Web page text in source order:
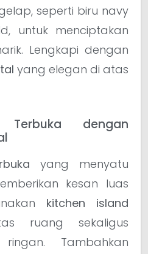
seperti biru navy
untuk menciptakan
Lengkapi dengan
yang elegan di atas
dengan
yang menyatu
kesan luas
kitchen island
ruang sekaligus
Tambahkan